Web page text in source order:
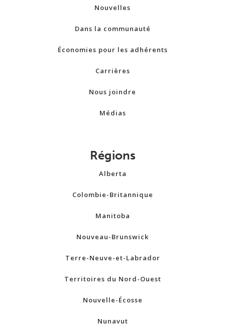
Nouvelles
Dans la communauté
Économies pour les adhérents
Carrières
Nous joindre
Médias
Régions
Alberta
Colombie-Britannique
Manitoba
Nouveau-Brunswick
Terre-Neuve-et-Labrador
Territoires du Nord-Ouest
Nouvelle-Écosse
Nunavut